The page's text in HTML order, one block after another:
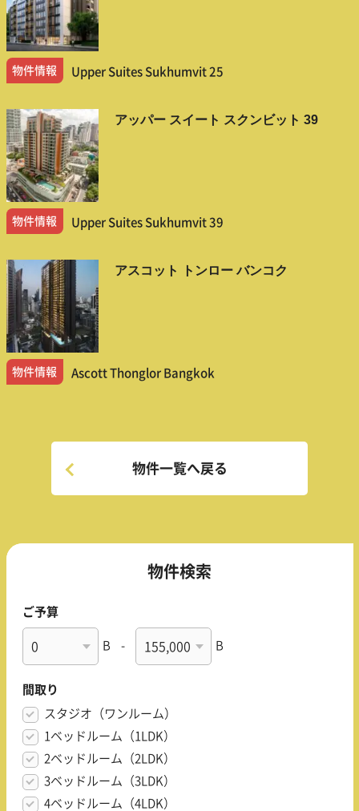
物件情報 Upper Suites Sukhumvit 25
アッパー スイート スクンビット 39
物件情報 Upper Suites Sukhumvit 39
アスコット トンロー バンコク
物件情報 Ascott Thonglor Bangkok
物件一覧へ戻る
物件検索
ご予算
B - B
間取り
スタジオ（ワンルーム）
1ベッドルーム（1LDK）
2ベッドルーム（2LDK）
3ベッドルーム（3LDK）
4ベッドルーム（4LDK）